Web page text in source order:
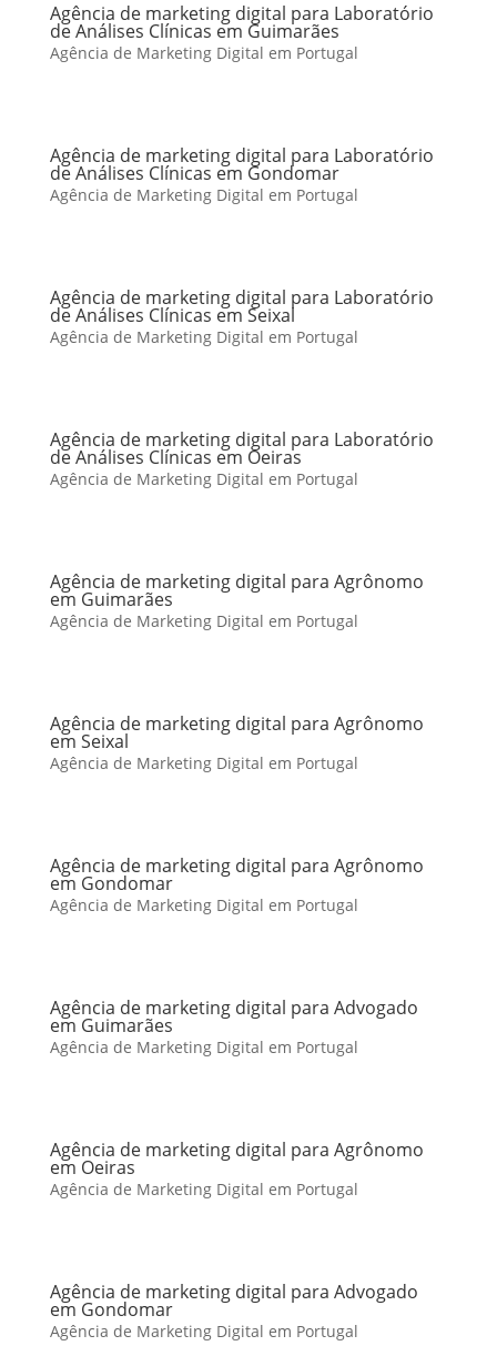
Agência de marketing digital para Laboratório
de Análises Clínicas em Guimarães
Agência de Marketing Digital em Portugal
Agência de marketing digital para Laboratório
de Análises Clínicas em Gondomar
Agência de Marketing Digital em Portugal
Agência de marketing digital para Laboratório
de Análises Clínicas em Seixal
Agência de Marketing Digital em Portugal
Agência de marketing digital para Laboratório
de Análises Clínicas em Oeiras
Agência de Marketing Digital em Portugal
Agência de marketing digital para Agrônomo
em Guimarães
Agência de Marketing Digital em Portugal
Agência de marketing digital para Agrônomo
em Seixal
Agência de Marketing Digital em Portugal
Agência de marketing digital para Agrônomo
em Gondomar
Agência de Marketing Digital em Portugal
Agência de marketing digital para Advogado
em Guimarães
Agência de Marketing Digital em Portugal
Agência de marketing digital para Agrônomo
em Oeiras
Agência de Marketing Digital em Portugal
Agência de marketing digital para Advogado
em Gondomar
Agência de Marketing Digital em Portugal